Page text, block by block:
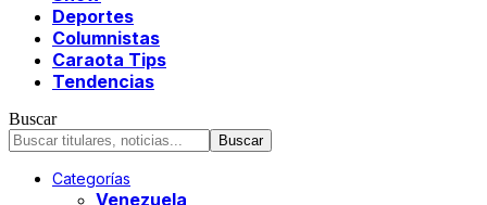
Deportes
Columnistas
Caraota Tips
Tendencias
Buscar
Categorías
Venezuela